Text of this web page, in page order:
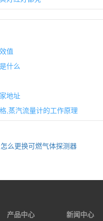
值
什么
地址
,蒸汽流量计的工作原理
怎么更换可燃气体探测器
产品中心 新闻中心